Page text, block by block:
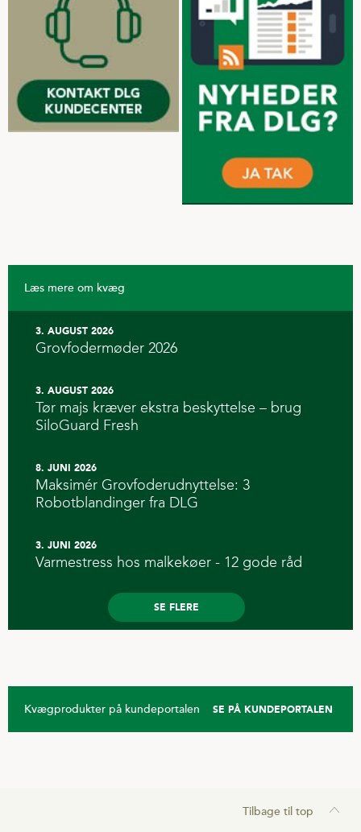
Læs mere om kvæg
3. AUGUST 2026
Grovfodermøder 2026
3. AUGUST 2026
Tør majs kræver ekstra beskyttelse – brug
SiloGuard Fresh
8. JUNI 2026
Maksimér Grovfoderudnyttelse: 3
Robotblandinger fra DLG
3. JUNI 2026
Varmestress hos malkekøer - 12 gode råd
SE FLERE
SE PÅ KUNDEPORTALEN
Kvægprodukter på kundeportalen
Tilbage til top